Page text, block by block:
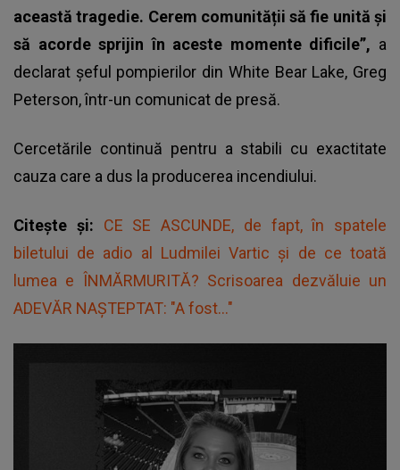
această tragedie. Cerem comunității să fie unită și
să acorde sprijin în aceste momente dificile”, a
declarat șeful pompierilor din White Bear Lake, Greg
Peterson, într-un comunicat de presă.
Cercetările continuă pentru a stabili cu exactitate
cauza care a dus la producerea incendiului.
Citește și: CE SE ASCUNDE, de fapt, în spatele
biletului de adio al Ludmilei Vartic și de ce toată
lumea e ÎNMĂRMURITĂ? Scrisoarea dezvăluie un
ADEVĂR NAȘTEPTAT: "A fost..."